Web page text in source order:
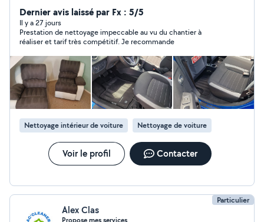
Dernier avis laissé par Fx : 5/5
Il y a 27 jours
Prestation de nettoyage impeccable au vu du chantier à
réaliser et tarif très compétitif. Je recommande
Nettoyage intérieur de voiture Nettoyage de voiture
Voir le profil Contacter
Particulier
Alex Clas